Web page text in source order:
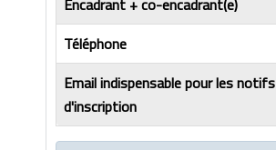
Téléphone
Email indispensable pour les notifs
d'inscription